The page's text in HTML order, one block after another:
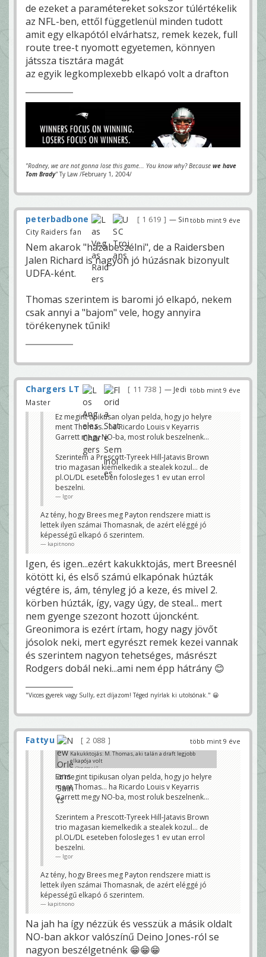
de ezeket a paramétereket sokszor túlértékelik
az NFL-ben, ettől függetlenül minden tudott
amit egy elkapótól elvárhatsz, remek kezek, full
route tree-t nyomott egyetemen, könnyen
játssza tisztára magát
az egyik legkomplexebb elkapó volt a drafton
"Rodney, we are not gonna lose this game... You know why? Because we have
Tom Brady"Ty Law /February 1, 2004/
több mint 9 éve
peterbadbone 1 619
— Sin
City Raiders fan
Nem akarok "hazabeszélni", de a Raidersben
Jalen Richard is nagyon jó húzásnak bizonyult
UDFA-ként.
Thomas szerintem is baromi jó elkapó, nekem
csak annyi a "bajom" vele, hogy annyira
törékenynek tűnik!
több mint 9 éve
Chargers LT 11 738
— Jedi
Master
Ez megint tipikusan olyan pelda, hogy jo helyre
ment Thomas... ha Ricardo Louis v Keyarris
Garrett megy NO-ba, most roluk beszelnenk...
Szerintem a Prescott-Tyreek Hill-Jatavis Brown
trio magasan kiemelkedik a stealek kozul... de
pl.OL/DL eseteben folosleges 1 ev utan errol
beszelni.
Igor
Az tény, hogy Brees meg Payton rendszere miatt is
lettek ilyen számai Thomasnak, de azért eléggé jó
képességű elkapó ő szerintem.
kapitnono
Igen, és igen...ezért kakukktojás, mert Breesnél
kötött ki, és első számú elkapónak húzták
végtére is, ám, tényleg jó a keze, és mivel 2.
körben húzták, így, vagy úgy, de steal... mert
nem gyenge szezont hozott újoncként.
Greonimora is ezért írtam, hogy nagy jövőt
jósolok neki, mert egyrészt remek kezei vannak
és szerintem nagyon tehetséges, másrészt
Rodgers dobál neki...ami nem épp hátrány 😊
"Vicces gyerek vagy Sully, ezt díjazom! Téged nyírlak ki utolsónak." 😀
több mint 9 éve
Fattyu 2 088
Kakukktojás: M. Thomas, aki talán a draft legjobb
elkapója volt
Chargers LT
Ez megint tipikusan olyan pelda, hogy jo helyre
ment Thomas... ha Ricardo Louis v Keyarris
Garrett megy NO-ba, most roluk beszelnenk...
Szerintem a Prescott-Tyreek Hill-Jatavis Brown
trio magasan kiemelkedik a stealek kozul... de
pl.OL/DL eseteben folosleges 1 ev utan errol
beszelni.
Igor
Az tény, hogy Brees meg Payton rendszere miatt is
lettek ilyen számai Thomasnak, de azért eléggé jó
képességű elkapó ő szerintem.
kapitnono
Na jah ha így nézzük és vesszük a másik oldalt
NO-ban akkor valószínű Deino Jones-ról se
nagyon beszélgetnénk 😁😁😁